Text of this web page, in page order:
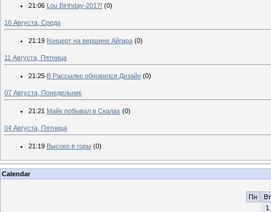
21:06 Lou Birthday-2017! (0)
16 Августа, Среда
21:19 Концерт на вершине Айгира (0)
11 Августа, Пятница
21:25 В Рассылке обновился Дизайн (0)
07 Августа, Понедельник
21:21 Майк побывал в Скалах (0)
04 Августа, Пятница
21:19 Высоко в горы (0)
Calendar
Пн
Вт
1